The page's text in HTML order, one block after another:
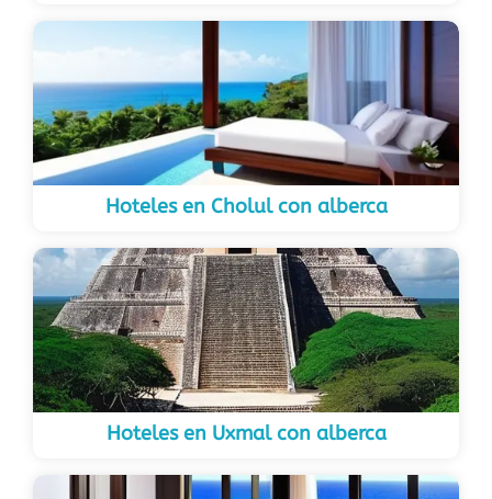
Hoteles en Cholul con alberca
Hoteles en Uxmal con alberca